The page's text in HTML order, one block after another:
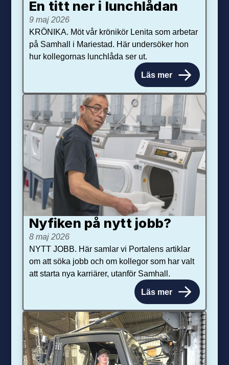
En titt ner i lunchlådan
9 maj 2026
KRÖNIKA. Möt vår krönikör Lenita som arbetar
på Samhall i Mariestad. Här undersöker hon
hur kollegornas lunchlåda ser ut.
Läs mer
Nyfiken på nytt jobb?
8 maj 2026
NYTT JOBB. Här samlar vi Portalens artiklar
om att söka jobb och om kollegor som har valt
att starta nya karriärer, utanför Samhall.
Läs mer